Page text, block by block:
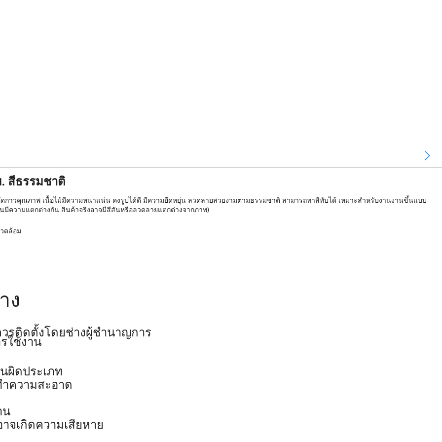
. สีธรรมชาติ
กาวคุณภาพ เนื้อไม้มีความหนาแน่น คงรูปได้ดี มีความยืดหยุ่น ลวดลายสวยงามตามธรรมชาติ สามารถทาสีทับได้ เหมาะสำหรับงานงานขึ้นแบบ
ความแตกต่างกัน สินค้าจริงอาจมีสีสันหรือลวดลายแตกต่างจากภาพ)
ดล้อม
ง
รติดตั้งโดยช่างผู้ชำนาญการ
ใช้งาน
ผิดประเภท
ความสะอาด
น
จเกิดความเสียหาย